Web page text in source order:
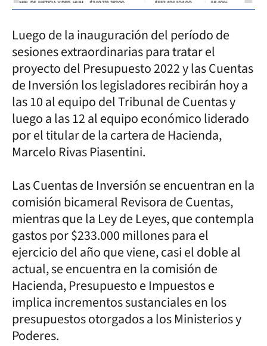
Luego de la inauguración del período de
sesiones extraordinarias para tratar el
proyecto del Presupuesto 2022 y las Cuentas
de Inversión los legisladores recibirán hoy a
las 10 al equipo del Tribunal de Cuentas y
luego a las 12 al equipo económico liderado
por el titular de la cartera de Hacienda,
Marcelo Rivas Piasentini.
Las Cuentas de Inversión se encuentran en la
comisión bicameral Revisora de Cuentas,
mientras que la Ley de Leyes, que contempla
gastos por $233.000 millones para el
ejercicio del año que viene, casi el doble al
actual, se encuentra en la comisión de
Hacienda, Presupuesto e Impuestos e
implica incrementos sustanciales en los
presupuestos otorgados a los Ministerios y
Poderes.